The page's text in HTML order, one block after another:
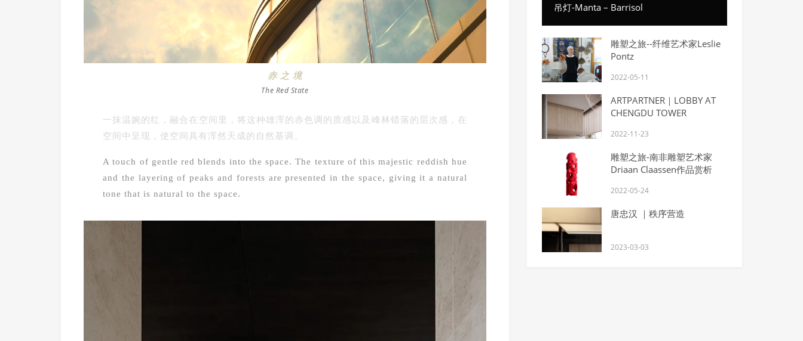
赤 之 境
The Red State
一抹温婉的红，融合在空间里，将这种雄浑的赤色调的质感以及峰林错落的层次感，在
空间中呈现，使空间具有浑然天成的自然基调。
A touch of gentle red blends into the space. The texture of this majestic reddish hue
and the layering of peaks and forests are presented in the space, giving it a natural
tone that is natural to the space.
吊灯-Manta – Barrisol
雕塑之旅--纤维艺术家Leslie
Pontz
2022-05-11
ARTPARTNER｜LOBBY AT
CHENGDU TOWER
2022-11-23
雕塑之旅-南非雕塑艺术家
Driaan Claassen作品赏析
2022-05-24
唐忠汉 ｜秩序营造
2023-03-03